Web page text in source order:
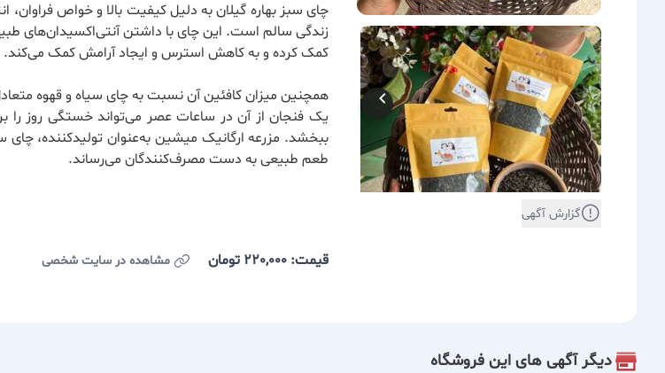
گزارش آگهی
چای سبز بهاره گیلان به دلیل کیفیت بالا و خواص
زندگی سالم است. این چای با داشتن آنتی‌اکسیدان‌های
کمک کرده و به کاهش استرس و ایجاد آرامش کمک می‌کند.
همچنین میزان کافئین آن نسبت به چای سیاه و قهوه
یک فنجان از آن در ساعات عصر می‌تواند خستگی روز را
ببخشد. مزرعه ارگانیک میشین به‌عنوان تولیدکننده، چای
طعم طبیعی به دست مصرف‌کنندگان می‌رساند.
قیمت: 220,000 تومان مشاهده در سایت شخصی
دیگر آگهی های این فروشگاه